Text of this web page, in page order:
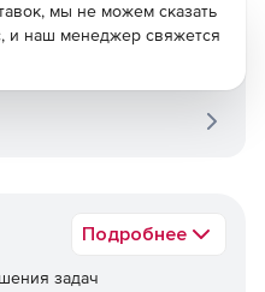
Подробнее
задач
мы не можем сказать
и наш менеджер свяжется